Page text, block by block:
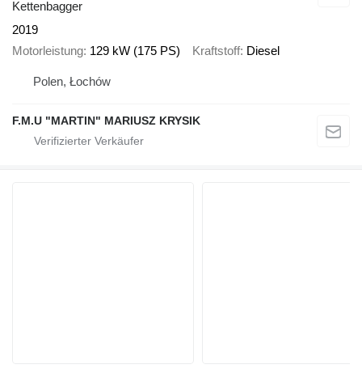
Kettenbagger
2019
Motorleistung 129 kW (175 PS) Kraftstoff Diesel
Polen, Łochów
F.M.U "MARTIN" MARIUSZ KRYSIK